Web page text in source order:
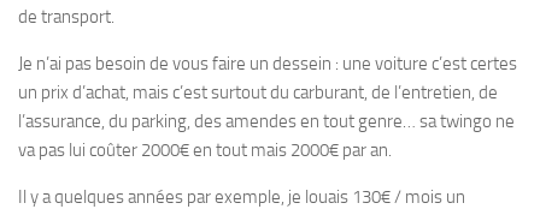
de transport.
Je n’ai pas besoin de vous faire un dessein : une voiture c’est certes
un prix d’achat, mais c’est surtout du carburant, de l’entretien, de
l’assurance, du parking, des amendes en tout genre… sa twingo ne
va pas lui coûter 2000€ en tout mais 2000€ par an.
Il y a quelques années par exemple, je louais 130€ / mois un